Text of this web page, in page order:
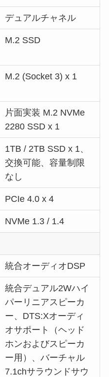
デュアルチャネル
M.2 SSD
M.2 (Socket 3) x 1
片面実装 M.2 NVMe
2280 SSD x 1
1TB / 2TB SSD x 1、
交換可能、容量制限
なし
PCIe 4.0 x 4
NVMe 1.3 / 1.4
統合オーディオDSP
統合デュアル2Wハイ
パーリニアスピーカ
ー、DTS:Xオーディ
オサポート（ヘッド
ホンおよびスピーカ
ー用）、バーチャル
7.1chサラウンドサウ